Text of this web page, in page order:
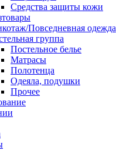
Средства защиты кожи
Повседневная одежда
группа
Постельное белье
Матрасы
Полотенца
Одеяла, подушки
Прочее